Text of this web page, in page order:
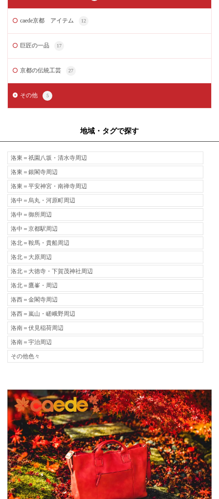
caede京都 アイテム 12
巨匠の一品 17
京都の伝統工芸 27
その他 5
地域・タグで探す
洛東＝祇園八坂・清水寺周辺
洛東＝銀閣寺周辺
洛東＝平安神宮・南禅寺周辺
洛中＝烏丸・河原町周辺
洛中＝御所周辺
洛中＝京都駅周辺
洛北＝鞍馬・貴船周辺
洛北＝大原周辺
洛北＝大徳寺・下賀茂神社周辺
洛北＝鷹峯・周辺
洛西＝金閣寺周辺
洛西＝嵐山・嵯峨野周辺
洛南＝伏見稲荷周辺
洛南＝宇治周辺
その他色々